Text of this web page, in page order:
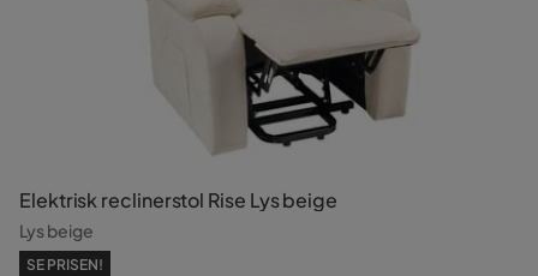
Elektrisk reclinerstol Rise Lys beige
Lys beige
SE PRISEN!